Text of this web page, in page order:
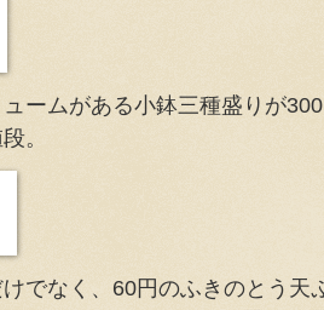
ームがある小鉢三種盛りが
。
でなく、60円のふきのとう天